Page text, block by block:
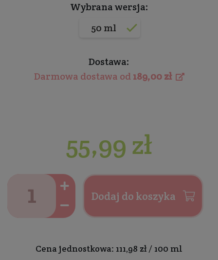
Wybrana wersja:
50 ml
Dostawa:
Darmowa dostawa od189,00 zł
55,99 zł
Dodaj do koszyka
Cena jednostkowa: 111,98 zł / 100 ml